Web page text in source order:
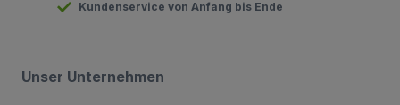
Kundenservice von Anfang bis Ende
Unser Unternehmen